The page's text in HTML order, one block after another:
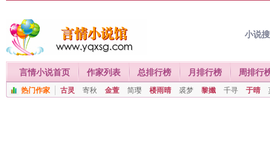
小说
言情小说首页 作家列表 总排行榜 月排行榜 周排行
热门作家 古灵 寄秋 金萱 简璎 楼雨晴 裘梦 黎孅 千寻 于晴